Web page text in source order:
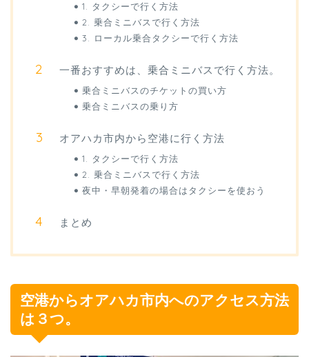
1. タクシーで行く方法
2. 乗合ミニバスで行く方法
3. ローカル乗合タクシーで行く方法
一番おすすめは、乗合ミニバスで行く方法。
乗合ミニバスのチケットの買い方
乗合ミニバスの乗り方
オアハカ市内から空港に行く方法
1. タクシーで行く方法
2. 乗合ミニバスで行く方法
夜中・早朝発着の場合はタクシーを使おう
まとめ
空港からオアハカ市内へのアクセス方法
は３つ。